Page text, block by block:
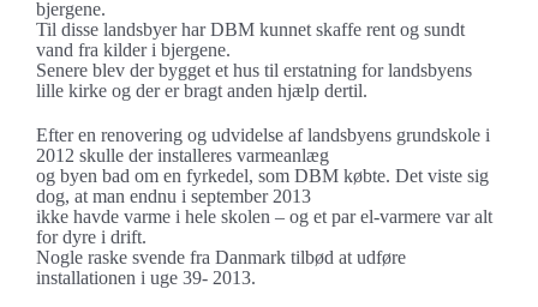
bjergene.
Til disse landsbyer har DBM kunnet skaffe rent og sundt
vand fra kilder i bjergene.
Senere blev der bygget et hus til erstatning for landsbyens
lille kirke og der er bragt anden hjælp dertil.
Efter en renovering og udvidelse af landsbyens grundskole i
2012 skulle der installeres varmeanlæg
og byen bad om en fyrkedel, som DBM købte. Det viste sig
dog, at man endnu i september 2013
ikke havde varme i hele skolen – og et par el-varmere var alt
for dyre i drift.
Nogle raske svende fra Danmark tilbød at udføre
installationen i uge 39- 2013.